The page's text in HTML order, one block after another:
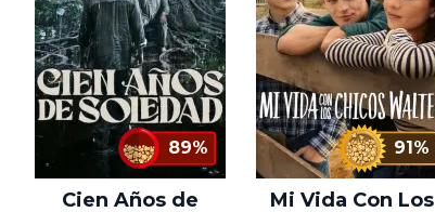
89%
Cien Años de
91%
Mi Vida Con Los